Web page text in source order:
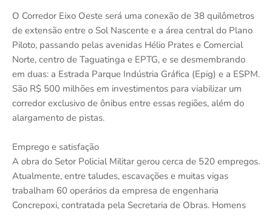
O Corredor Eixo Oeste será uma conexão de 38 quilômetros
de extensão entre o Sol Nascente e a área central do Plano
Piloto, passando pelas avenidas Hélio Prates e Comercial
Norte, centro de Taguatinga e EPTG, e se desmembrando
em duas: a Estrada Parque Indústria Gráfica (Epig) e a ESPM.
São R$ 500 milhões em investimentos para viabilizar um
corredor exclusivo de ônibus entre essas regiões, além do
alargamento de pistas.
Emprego e satisfação
A obra do Setor Policial Militar gerou cerca de 520 empregos.
Atualmente, entre taludes, escavações e muitas vigas
trabalham 60 operários da empresa de engenharia
Concrepoxi, contratada pela Secretaria de Obras. Homens